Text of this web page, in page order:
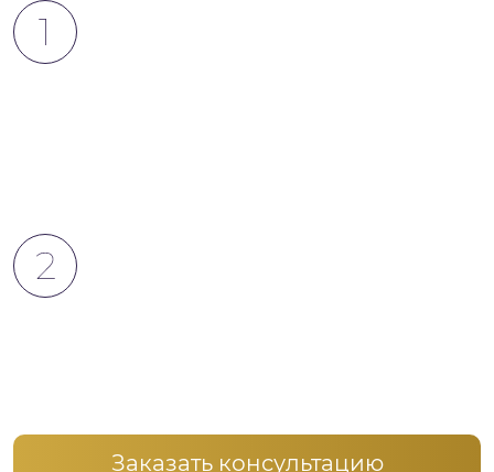
Заказать консультацию